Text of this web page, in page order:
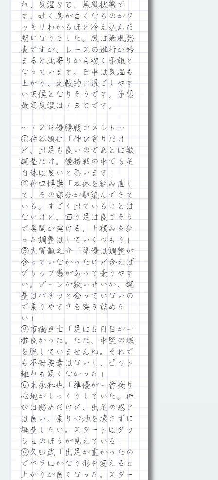
れ、気温８℃、無風状態で
す。吐く息が白くなるのがク
ッキリわかるほど冷え込んだ
朝になりました。風は無風発
表ですが、レースの進行が始
まると北寄りから吹く予報と
なっています。日中は気温も
上がり、比較的に過ごしやす
い天候となりそうです。予想
最高気温は１５℃です。
～１２Ｒ優勝戦コメント～
①仲谷颯仁「伸び寄りだけ
ど、出足も良いのであとは微
調整だけ。優勝戦の中でも足
自体は良いと思います」
②仲口博崇「本体を組み直し
て、その部分が馴染んできて
いる。すごく出ていることは
ないけど、回り足は良さそう
で展開が突ける。上積みを狙
った調整はしていくつもり」
③大賀龍之介「準優は調整が
合っていなかったけど合えば
グリップ感があって乗りやす
い。ゾーンが狭いせいか、調
整はバチッと合っていないの
で乗りやすさを突き詰めた
い」
④市橋卓士「足は５日目が一
番良かった。ただ、中堅の域
を脱していませんね。それで
も不安要素はないし、ピット
離れも悪くなかった」
⑤末永和也「準優が一番乗り
心地がしっくりしていた。伸
びは弱めだけど、出足の感じ
は良い。乗り心地を壊さずに
調整したい。スタートはダッ
シュのほうが見えている」
⑥久田武「出足が重かったの
でペラはかなり形を変えると
上がりが良くなった。スター